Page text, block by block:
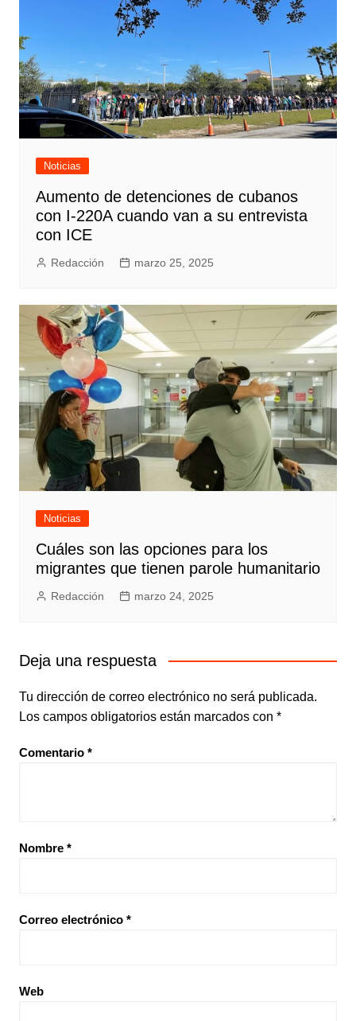
Noticias
Aumento de detenciones de cubanos
con I-220A cuando van a su entrevista
con ICE
Redacción marzo 25, 2025
Noticias
Cuáles son las opciones para los
migrantes que tienen parole humanitario
Redacción marzo 24, 2025
Deja una respuesta
Tu dirección de correo electrónico no será publicada.
Los campos obligatorios están marcados con *
Comentario *
Nombre *
Correo electrónico *
Web